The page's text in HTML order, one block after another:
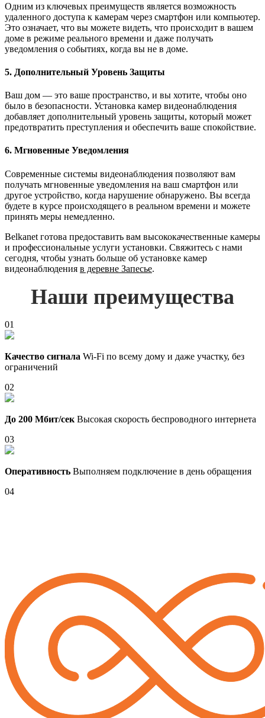
Одним из ключевых преимуществ является возможность
удаленного доступа к камерам через смартфон или компьютер.
Это означает, что вы можете видеть, что происходит в вашем
доме в режиме реального времени и даже получать
уведомления о событиях, когда вы не в доме.
5. Дополнительный Уровень Защиты
Ваш дом — это ваше пространство, и вы хотите, чтобы оно
было в безопасности. Установка камер видеонаблюдения
добавляет дополнительный уровень защиты, который может
предотвратить преступления и обеспечить ваше спокойствие.
6. Мгновенные Уведомления
Современные системы видеонаблюдения позволяют вам
получать мгновенные уведомления на ваш смартфон или
другое устройство, когда нарушение обнаружено. Вы всегда
будете в курсе происходящего в реальном времени и можете
принять меры немедленно.
Belkanet готова предоставить вам высококачественные камеры
и профессиональные услуги установки. Свяжитесь с нами
сегодня, чтобы узнать больше об установке камер
видеонаблюдения в деревне Запесье.
Наши преимущества
01
Качество сигнала Wi-Fi по всему дому и даже участку, без
ограничений
02
До 200 Мбит/сек Высокая скорость беспроводного интернета
03
Оперативность Выполняем подключение в день обращения
04